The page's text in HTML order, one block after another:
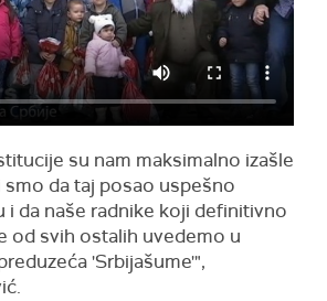
su nam maksimalno izašle
da taj posao uspešno
i da naše radnike koji definitivno
od svih ostalih uvedemo u
'Srbijašume'",